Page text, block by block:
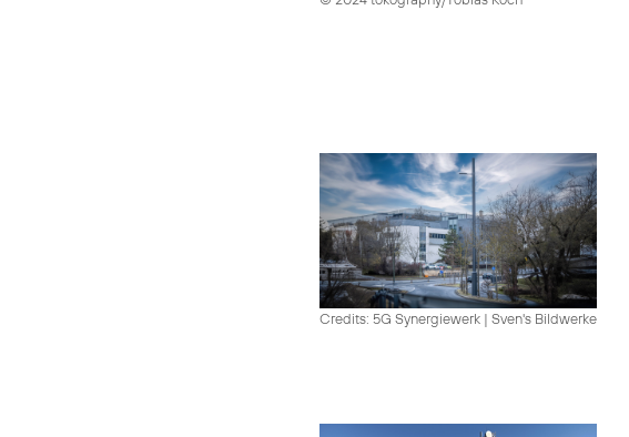
Credits: 5G Synergiewerk | Sven's Bildwerke